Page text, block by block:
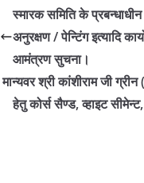
स्मारक समिति के
अनुरक्षण / पेन्टिंग इत्यादि
आमंत्रण सुचना।
मान्यवर श्री कांशीराम जी
हेतु कोर्स सैण्ड, व्हाइट